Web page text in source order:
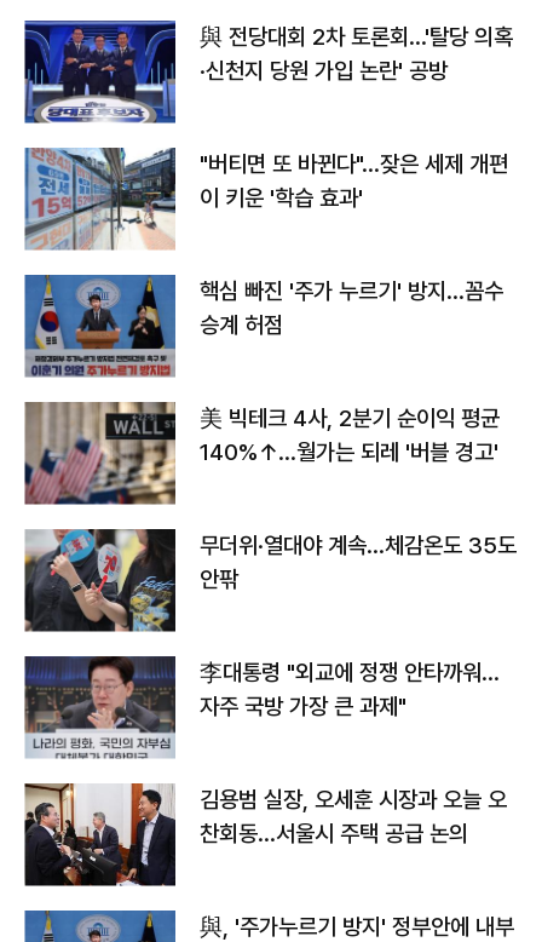
與 전당대회 2차 토론회…'탈당 의혹
·신천지 당원 가입 논란' 공방
"버티면 또 바뀐다"…잦은 세제 개편
이 키운 '학습 효과'
핵심 빠진 '주가 누르기' 방지…꼼수
승계 허점
美 빅테크 4사, 2분기 순이익 평균
140%↑…월가는 되레 '버블 경고'
무더위·열대야 계속…체감온도 35도
안팎
李대통령 "외교에 정쟁 안타까워…
자주 국방 가장 큰 과제"
김용범 실장, 오세훈 시장과 오늘 오
찬회동...서울시 주택 공급 논의
與, '주가누르기 방지' 정부안에 내부